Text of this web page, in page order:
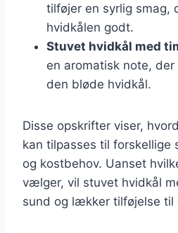
tilføjer en syrlig smag,
hvidkålen godt.
Stuvet hvidkål med
en aromatisk note,
den bløde hvidkål.
Disse opskrifter viser,
kan tilpasses til
og kostbehov. Uanset
vælger, vil stuvet hvidkål
sund og lækker tilføjelse til